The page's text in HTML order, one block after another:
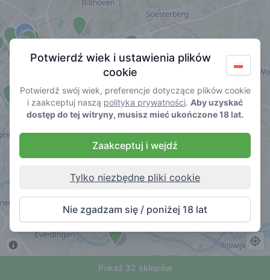
Pokaż 32 sklepów
Potwierdź wiek i ustawienia plików
cookie
Potwierdź swój wiek, preferencje dotyczące plików cookie
i zaakceptuj naszą polityka prywatności. Aby uzyskać
dostęp do tej witryny, musisz mieć ukończone 18 lat.
Zaakceptuj i wejdź
Tylko niezbędne pliki cookie
Nie zgadzam się / poniżej 18 lat